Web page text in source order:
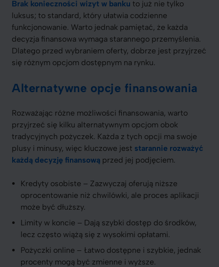
Brak konieczności wizyt w banku to już nie tylko
luksus; to standard, który ułatwia codzienne
funkcjonowanie. Warto jednak pamiętać, że każda
decyzja finansowa wymaga starannego przemyślenia.
Dlatego przed wybraniem oferty, dobrze jest przyjrzeć
się różnym opcjom dostępnym na rynku.
Alternatywne opcje finansowania
Rozważając różne możliwości finansowania, warto
przyjrzeć się kilku alternatywnym opcjom obok
tradycyjnych pożyczek. Każda z tych opcji ma swoje
plusy i minusy, więc kluczowe jest starannie rozważyć
każdą decyzję finansową przed jej podjęciem.
Kredyty osobiste – Zazwyczaj oferują niższe
oprocentowanie niż chwilówki, ale proces aplikacji
może być dłuższy.
Limity w koncie – Dają szybki dostęp do środków,
lecz często wiążą się z wysokimi opłatami.
Pożyczki online – Łatwo dostępne i szybkie, jednak
procenty mogą być zmienne i wyższe.